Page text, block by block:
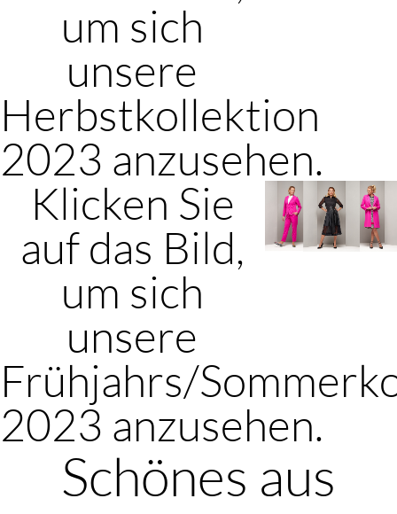
um sich
unsere
Herbstkollektion
2023 anzusehen.
Klicken Sie
auf das Bild,
um sich
unsere
Frühjahrs/
2023 anzusehen.
Schönes aus